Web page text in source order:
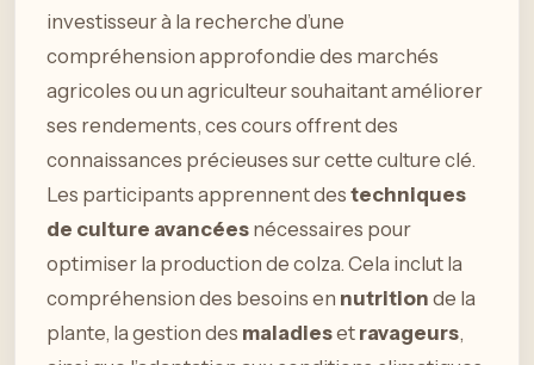
investisseur à la recherche d’une
compréhension approfondie des marchés
agricoles ou un agriculteur souhaitant améliorer
ses rendements, ces cours offrent des
connaissances précieuses sur cette culture clé.
Les participants apprennent des techniques
de culture avancées nécessaires pour
optimiser la production de colza. Cela inclut la
compréhension des besoins en nutrition de la
plante, la gestion des maladieset ravageurs,